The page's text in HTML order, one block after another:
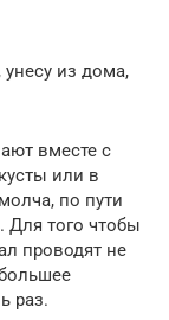
унесу из дома,
вместе с
или в
по пути
Для того чтобы
проводят не
раз.